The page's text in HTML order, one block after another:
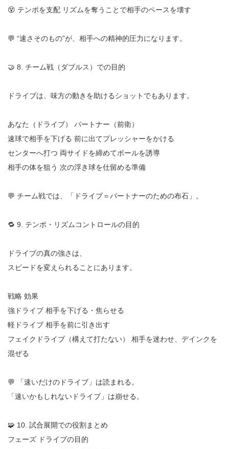
😵 テンポを支配 リズムを奪うことで相手のペースを壊す
💬 “速さそのもの”が、相手への精神的圧力になります。
🤝 8. チーム戦（ダブルス）での目的
ドライブは、味方の動きを助けるショットでもあります。
あなた（ドライブ） パートナー（前衛）
速球で相手を下げる 前に出てプレッシャーをかける
センターへ打つ 両サイドを締めてボールを誘導
相手の体を狙う 次の浮き球を仕留める準備
💬 チーム戦では、「ドライブ＝パートナーのための布石」。
🔁 9. テンポ・リズムコントロールの目的
ドライブの真の強さは、
スピードを変えられることにあります。
戦略 効果
強ドライブ 相手を下げる・焦らせる
軽ドライブ 相手を前に引き出す
フェイクドライブ（構えて打たない） 相手を迷わせ、デインクを
混ぜる
💬 「速いだけのドライブ」は読まれる。
「速いかもしれないドライブ」は崩せる。
🧩 10. 試合展開での役割まとめ
フェーズ ドライブの目的